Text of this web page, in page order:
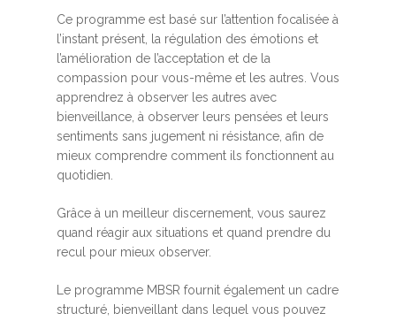
Ce programme est basé sur l’attention focalisée à
l’instant présent, la régulation des émotions et
l’amélioration de l’acceptation et de la
compassion pour vous-même et les autres. Vous
apprendrez à observer les autres avec
bienveillance, à observer leurs pensées et leurs
sentiments sans jugement ni résistance, afin de
mieux comprendre comment ils fonctionnent au
quotidien.
Grâce à un meilleur discernement, vous saurez
quand réagir aux situations et quand prendre du
recul pour mieux observer.
Le programme MBSR fournit également un cadre
structuré, bienveillant dans lequel vous pouvez